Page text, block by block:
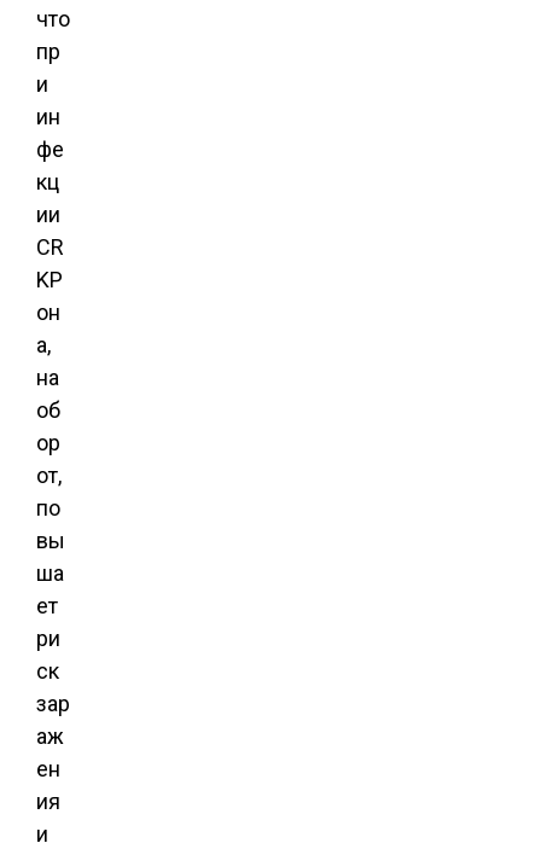
что
пр
и
ин
фе
кц
ии
CR
KP
он
а,
на
об
ор
от,
по
вы
ша
ет
ри
ск
зар
аж
ен
ия
и